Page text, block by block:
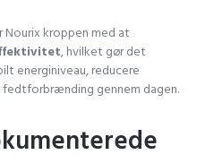
kroppen med at
, hvilket gør det
energiniveau, reducere
gennem dagen.